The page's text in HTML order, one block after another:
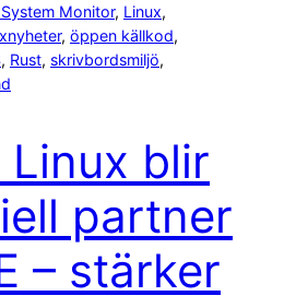
Monitor, Linux
, öppen källkod
, Rust, skrivbordsmiljö
Linux blir
partner
– stärker